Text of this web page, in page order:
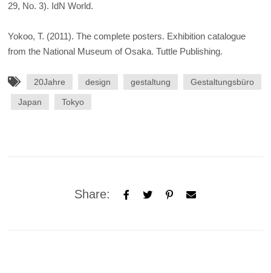
29, No. 3). IdN World.
Yokoo, T. (2011). The complete posters. Exhibition catalogue
from the National Museum of Osaka. Tuttle Publishing.
20Jahre design gestaltung Gestaltungsbüro
Japan Tokyo
Share: